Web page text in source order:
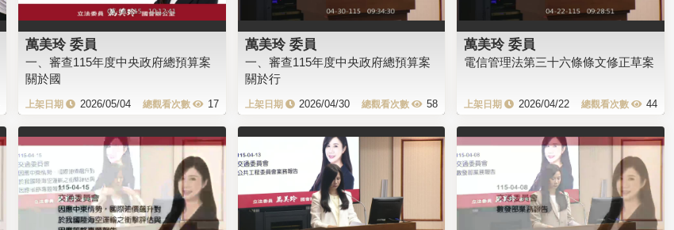
萬美玲 委員
一、審查115年度中央政府總預算案
關於國
2026/05/04 17
萬美玲 委員
一、審查115年度中央政府總預算案
關於行
2026/04/30 58
萬美玲 委員
電信管理法第三十六條條文修正草案
2026/04/22 44